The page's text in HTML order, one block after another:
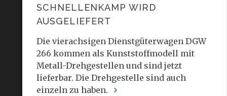
SCHNELLENKAMP WIRD
AUSGELIEFERT
Die vierachsigen Dienstgüterwagen DGW
266 kommen als Kunststoffmodell mit
Metall-Drehgestellen und sind jetzt
lieferbar. Die Drehgestelle sind auch
einzeln zu haben.